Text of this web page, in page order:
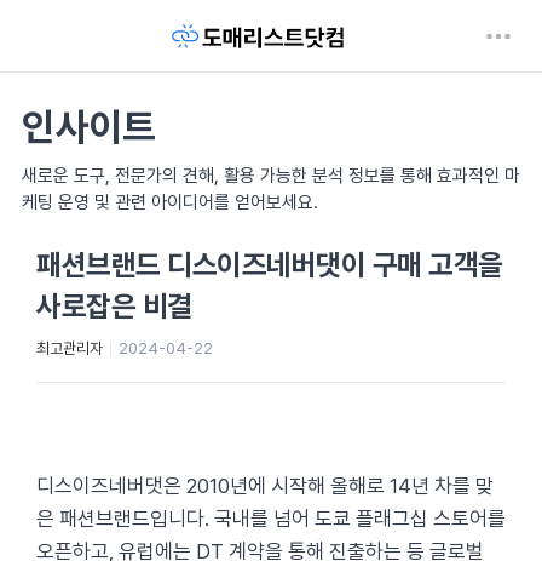
인사이트
새로운 도구, 전문가의 견해, 활용 가능한 분석 정보를 통해 효과적인 마
케팅 운영 및 관련 아이디어를 얻어보세요.
패션브랜드 디스이즈네버댓이 구매 고객을
사로잡은 비결
최고관리자 2024-04-22
디스이즈네버댓은 2010년에 시작해 올해로 14년 차를 맞
은 패션브랜드입니다. 국내를 넘어 도쿄 플래그십 스토어를
오픈하고, 유럽에는 DT 계약을 통해 진출하는 등 글로벌